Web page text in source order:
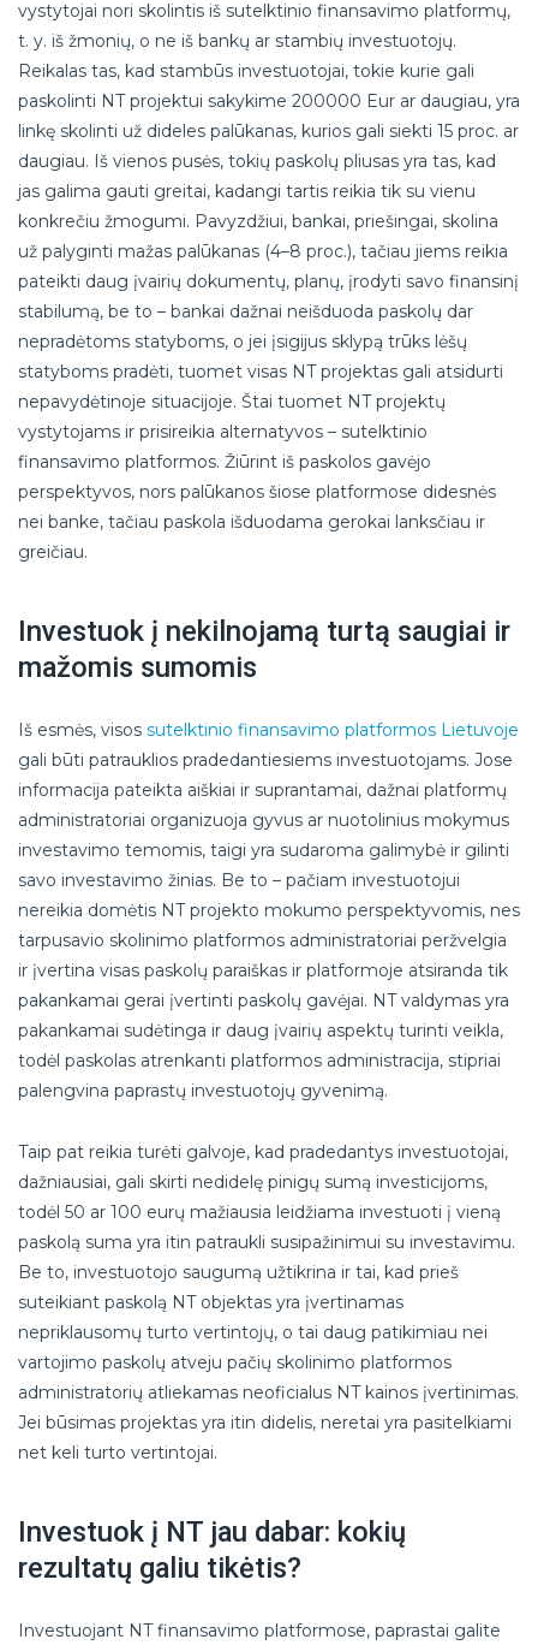
vystytojai nori skolintis iš sutelktinio finansavimo platformų,
t. y. iš žmonių, o ne iš bankų ar stambių investuotojų.
Reikalas tas, kad stambūs investuotojai, tokie kurie gali
paskolinti NT projektui sakykime 200000 Eur ar daugiau, yra
linkę skolinti už dideles palūkanas, kurios gali siekti 15 proc. ar
daugiau. Iš vienos pusės, tokių paskolų pliusas yra tas, kad
jas galima gauti greitai, kadangi tartis reikia tik su vienu
konkrečiu žmogumi. Pavyzdžiui, bankai, priešingai, skolina
už palyginti mažas palūkanas (4–8 proc.), tačiau jiems reikia
pateikti daug įvairių dokumentų, planų, įrodyti savo finansinį
stabilumą, be to – bankai dažnai neišduoda paskolų dar
nepradėtoms statyboms, o jei įsigijus sklypą trūks lėšų
statyboms pradėti, tuomet visas NT projektas gali atsidurti
nepavydėtinoje situacijoje. Štai tuomet NT projektų
vystytojams ir prisireikia alternatyvos – sutelktinio
finansavimo platformos. Žiūrint iš paskolos gavėjo
perspektyvos, nors palūkanos šiose platformose didesnės
nei banke, tačiau paskola išduodama gerokai lanksčiau ir
greičiau.
Investuok į nekilnojamą turtą saugiai ir
mažomis sumomis
Iš esmės, visos sutelktinio finansavimo platformos Lietuvoje
gali būti patrauklios pradedantiesiems investuotojams. Jose
informacija pateikta aiškiai ir suprantamai, dažnai platformų
administratoriai organizuoja gyvus ar nuotolinius mokymus
investavimo temomis, taigi yra sudaroma galimybė ir gilinti
savo investavimo žinias. Be to – pačiam investuotojui
nereikia domėtis NT projekto mokumo perspektyvomis, nes
tarpusavio skolinimo platformos administratoriai peržvelgia
ir įvertina visas paskolų paraiškas ir platformoje atsiranda tik
pakankamai gerai įvertinti paskolų gavėjai. NT valdymas yra
pakankamai sudėtinga ir daug įvairių aspektų turinti veikla,
todėl paskolas atrenkanti platformos administracija, stipriai
palengvina paprastų investuotojų gyvenimą.
Taip pat reikia turėti galvoje, kad pradedantys investuotojai,
dažniausiai, gali skirti nedidelę pinigų sumą investicijoms,
todėl 50 ar 100 eurų mažiausia leidžiama investuoti į vieną
paskolą suma yra itin patraukli susipažinimui su investavimu.
Be to, investuotojo saugumą užtikrina ir tai, kad prieš
suteikiant paskolą NT objektas yra įvertinamas
nepriklausomų turto vertintojų, o tai daug patikimiau nei
vartojimo paskolų atveju pačių skolinimo platformos
administratorių atliekamas neoficialus NT kainos įvertinimas.
Jei būsimas projektas yra itin didelis, neretai yra pasitelkiami
net keli turto vertintojai.
Investuok į NT jau dabar: kokių
rezultatų galiu tikėtis?
Investuojant NT finansavimo platformose, paprastai galite